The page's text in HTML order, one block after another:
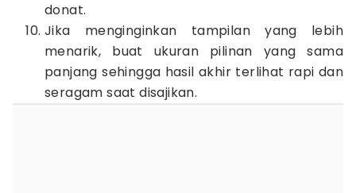
donat.
Jika menginginkan tampilan yang lebih
menarik, buat ukuran pilinan yang sama
panjang sehingga hasil akhir terlihat rapi dan
seragam saat disajikan.